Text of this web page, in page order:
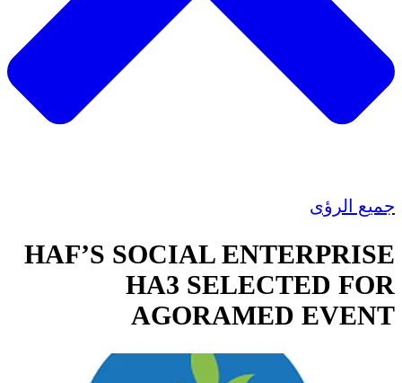
جميع الرؤى
HAF’S SOCIAL ENTERPRISE
HA3 SELECTED FOR
AGORAMED EVENT